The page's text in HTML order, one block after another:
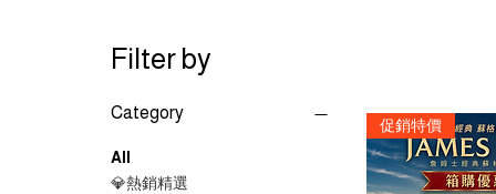
Filter by
Category
All
💎熱銷精選
促銷特價